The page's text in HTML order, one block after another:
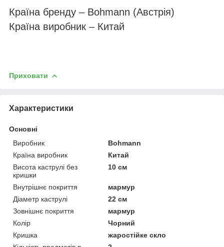
Країна бренду – Bohmann (Австрія)
Країна виробник – Китай
Приховати
Характеристики
Основні
Виробник
Bohmann
Країна виробник
Китай
Висота каструлі без
кришки
10 см
Внутрішнє покриття
мармур
Діаметр каструлі
22 см
Зовнішнє покриття
мармур
Колір
Чорний
Кришка
жаростійке скло